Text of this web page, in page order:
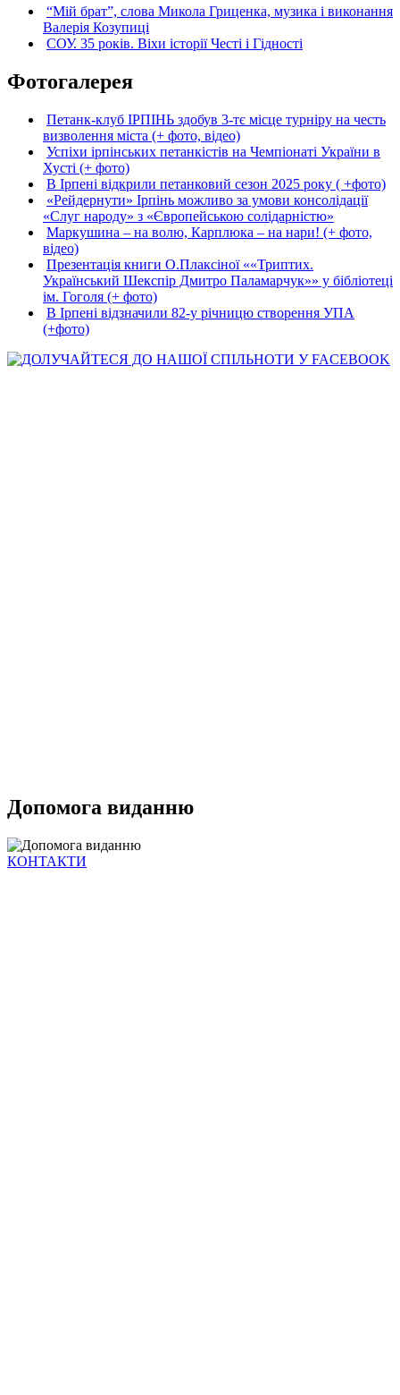
“Мій брат”, слова Микола Гриценка, музика і виконання
Валерія Козупиці
СОУ. 35 років. Віхи історії Честі і Гідності
Фотогалерея
Петанк-клуб ІРПІНЬ здобув 3-тє місце турніру на честь
визволення міста (+ фото, відео)
Успіхи ірпінських петанкістів на Чемпіонаті України в
Хусті (+ фото)
В Ірпені відкрили петанковий сезон 2025 року ( +фото)
«Рейдернути» Ірпінь можливо за умови консолідації
«Слуг народу» з «Європейською солідарністю»
Маркушина – на волю, Карплюка – на нари! (+ фото,
відео)
Презентація книги О.Плаксіної ««Триптих.
Український Шекспір Дмитро Паламарчук»» у бібліотеці
ім. Гоголя (+ фото)
В Ірпені відзначили 82-у річницю створення УПА
(+фото)
Допомога виданню
КОНТАКТИ